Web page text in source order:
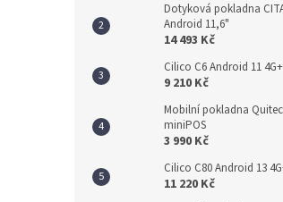
Dotyková pokladna
Android 11,6"
14 493 Kč
Cilico C6 Android 11
9 210 Kč
Mobilní pokladna Quitec
miniPOS
3 990 Kč
Cilico C80 Android 13
11 220 Kč